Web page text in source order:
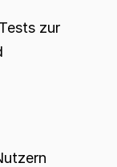
zur